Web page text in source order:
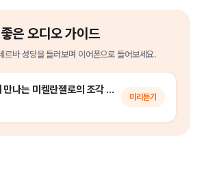
은 오디오 가이드
르바 성당을들러보며 이어폰으로 들어보세요.
로마에서 만나는 미켈란젤로의 조각 작품 (피에타 – 부활한 예수 그리스도 – 모세)
미리듣기